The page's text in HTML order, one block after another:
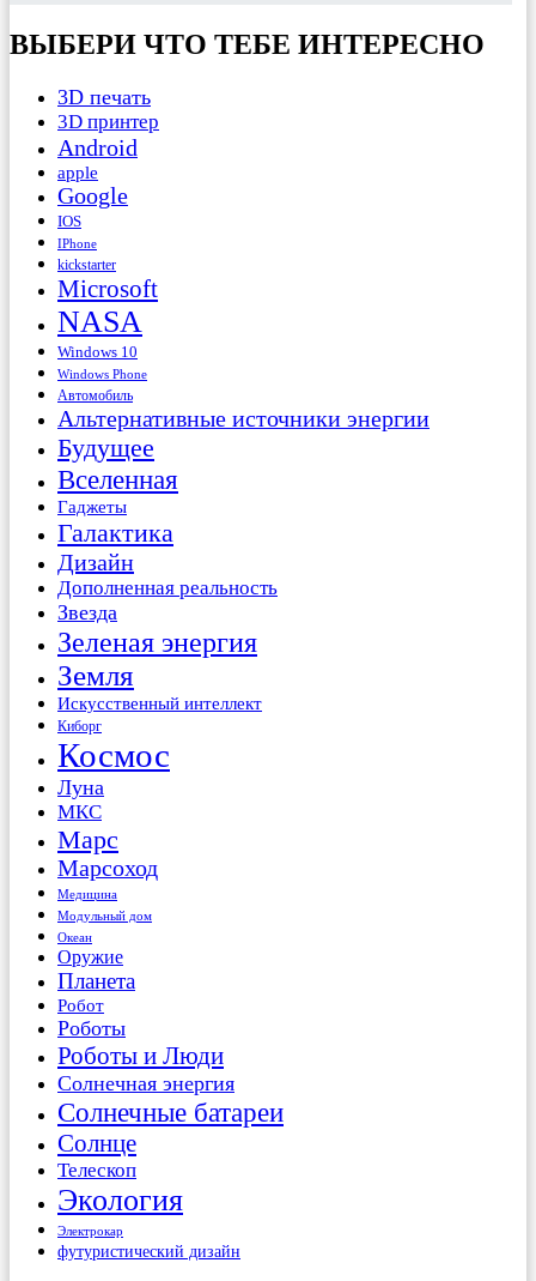
ВЫБЕРИ ЧТО ТЕБЕ ИНТЕРЕСНО
3D печать
3D принтер
Android
apple
Google
IOS
IPhone
kickstarter
Microsoft
NASA
Windows 10
Windows Phone
Автомобиль
Альтернативные источники энергии
Будущее
Вселенная
Гаджеты
Галактика
Дизайн
Дополненная реальность
Звезда
Зеленая энергия
Земля
Искусственный интеллект
Киборг
Космос
Луна
МКС
Марс
Марсоход
Медицина
Модульный дом
Океан
Оружие
Планета
Робот
Роботы
Роботы и Люди
Солнечная энергия
Солнечные батареи
Солнце
Телескоп
Экология
Электрокар
футуристический дизайн